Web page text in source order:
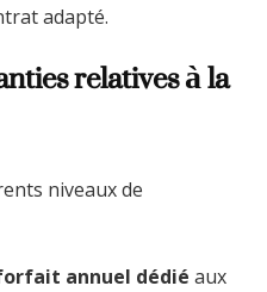
adapté.
relatives à la
niveaux de
annuel dédié aux